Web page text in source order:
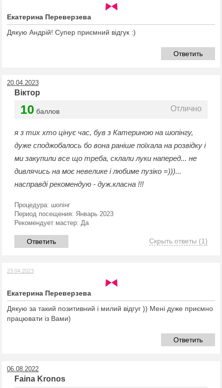
Екатерина Переверзева
Дякую Андрій! Супер приємний відгук :)
Ответить
20.04.2023
Віктор
10 баллов Отлично
я з тих хто цінує час, був з Катериною на шопінгу,
дуже споджобалось бо вона раніше поїхала на розвідку і
ми закупили все що треба, склали луки наперед... не
дивлячись на моє невелике і любиме пузіко =)))...
насправді рекомендую - дуж.класна !!!
Процедура: шопінг
Период посещения: Январь 2023
Рекомендует мастер: Да
Ответить Скрыть ответы (1)
23.04.2023
Екатерина Переверзева
Дякую за такий позитивний і милий відгуг )) Мені дуже приємно
працювати із Вами)
Ответить
06.08.2022
Faina Kronos